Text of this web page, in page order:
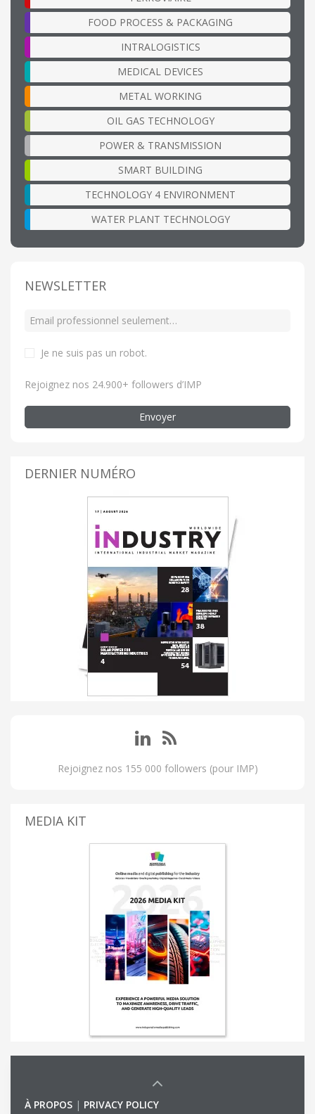
FOOD PROCESS & PACKAGING
INTRALOGISTICS
MEDICAL DEVICES
METAL WORKING
OIL GAS TECHNOLOGY
POWER & TRANSMISSION
SMART BUILDING
TECHNOLOGY 4 ENVIRONMENT
WATER PLANT TECHNOLOGY
NEWSLETTER
Je ne suis pas un robot.
Rejoignez nos 24.900+ followers d’IMP
Envoyer
DERNIER NUMÉRO
Rejoignez nos 155 000 followers (pour IMP)
MEDIA KIT
À PROPOS | PRIVACY POLICY